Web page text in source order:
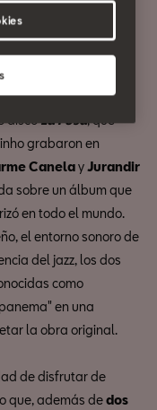
2024 con una
discoLa Fusa, que
grabaron en
CanelayJurandir
sobre un álbum que
en todo el mundo.
el entorno sonoro de
del jazz, los dos
como
en una
la obra original.
de disfrutar de
que, además dedos